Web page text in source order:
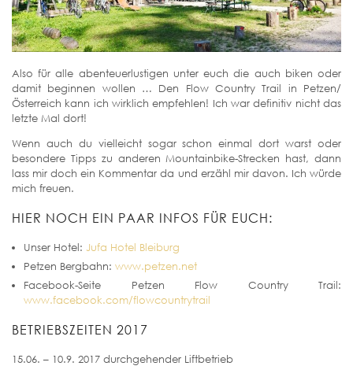
Also für alle abenteuerlustigen unter euch die auch biken oder
damit beginnen wollen … Den Flow Country Trail in Petzen/
Österreich kann ich wirklich empfehlen! Ich war definitiv nicht das
letzte Mal dort!
Wenn auch du vielleicht sogar schon einmal dort warst oder
besondere Tipps zu anderen Mountainbike-Strecken hast, dann
lass mir doch ein Kommentar da und erzähl mir davon. Ich würde
mich freuen.
HIER NOCH EIN PAAR INFOS FÜR EUCH:
Unser Hotel: Jufa Hotel Bleiburg
Petzen Bergbahn: www.petzen.net
Facebook-Seite Petzen Flow Country Trail:
www.facebook.com/flowcountrytrail
BETRIEBSZEITEN 2017
15.06. – 10.9. 2017 durchgehender Liftbetrieb